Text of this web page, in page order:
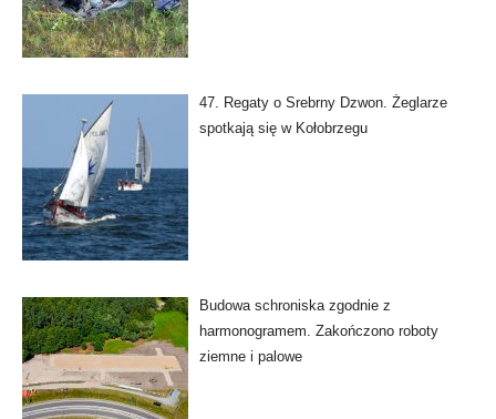
47. Regaty o Srebrny Dzwon. Żeglarze
spotkają się w Kołobrzegu
Budowa schroniska zgodnie z
harmonogramem. Zakończono roboty
ziemne i palowe